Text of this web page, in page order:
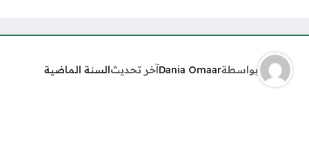
بواسطةDania Omaarآخر تحديثالسنة الماضية